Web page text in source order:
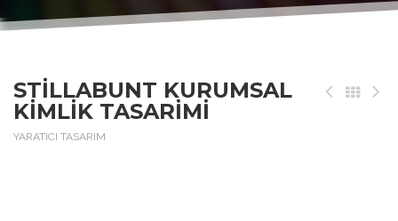
STILLABUNT KURUMSAL
KIMLIK TASARIMI
YARATICI TASARIM